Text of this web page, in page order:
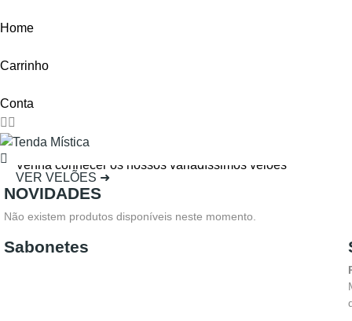
Home
Carrinho
Conta
Venha conhecer os nossos variadíssimos velões
VER VELÕES ➜
NOVIDADES
Não existem produtos disponíveis neste momento.
Sabonetes